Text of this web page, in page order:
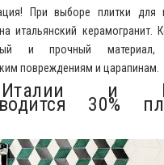
При выборе плитки для
итальянский керамогранит.
и прочный
повреждениям и царапинам.
и
30%